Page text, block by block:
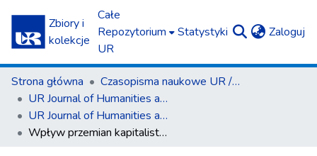
Zbiory i
kolekcje
Całe
Repozytorium
UR
Statystyki Zaloguj
Strona główna
Czasopisma naukowe UR / Scientific Journals
UR Journal of Humanities and Social Sciences
UR Journal of Humanities and Social Sciences nr 3(4)/2017
Wpływ przemian kapitalistycznych na strukturę społeczną mieszkańców Pińczowa w latach 1870–1939